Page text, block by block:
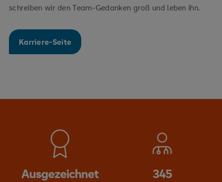
schreiben wir den Team-Gedanken groß und leben ihn.
Karriere-Seite
Ausgezeichnet
345